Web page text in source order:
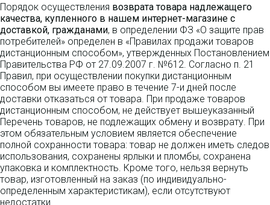
Порядок осуществления возврата товара надлежащего
качества, купленного в нашем интернет-магазине с
доставкой, гражданами, в определении ФЗ «О защите прав
потребителей» определен в «Правилах продажи товаров
дистанционным способом», утвержденных Постановлением
Правительства РФ от 27.09.2007 г. №612. Согласно п. 21
Правил, при осуществлении покупки дистанционным
способом вы имеете право в течение 7-и дней после
доставки отказаться от товара. При продаже товаров
дистанционным способом, не действует вышеуказанный
Перечень товаров, не подлежащих обмену и возврату. При
этом обязательным условием является обеспечение
полной сохранности товара: товар не должен иметь следов
использования, сохранены ярлыки и пломбы, сохранена
упаковка и комплектность. Кроме того, нельзя вернуть
товар, изготовленный на заказ (по индивидуально-
определенным характеристикам), если отсутствуют
недостатки.